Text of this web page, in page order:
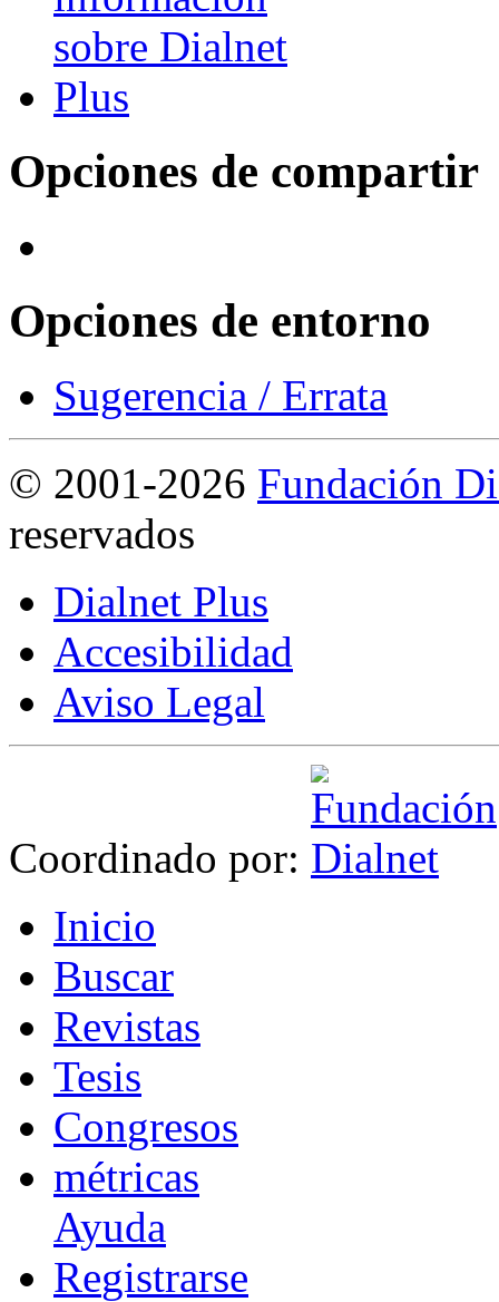
Opciones de compartir
Opciones de entorno
Sugerencia / Errata
© 2001-2026 Fundación
reservados
Dialnet Plus
Accesibilidad
Aviso Legal
Coordinado por:
Inicio
Buscar
Revistas
Tesis
Congresos
métricas
Ayuda
Registrarse